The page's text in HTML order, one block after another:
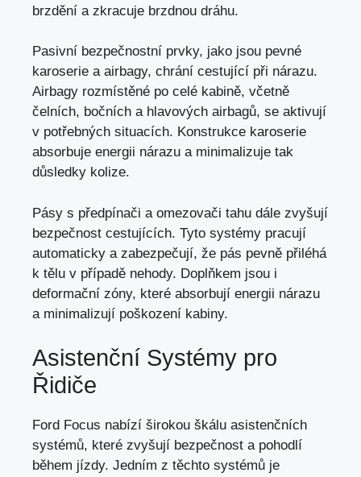
brzdění a zkracuje brzdnou dráhu.
Pasivní bezpečnostní prvky, jako jsou pevné
karoserie a airbagy, chrání cestující při nárazu.
Airbagy rozmístěné po celé kabině, včetně
čelních, bočních a hlavových airbagů, se aktivují
v potřebných situacích. Konstrukce karoserie
absorbuje energii nárazu a minimalizuje tak
důsledky kolize.
Pásy s předpínači a omezovači tahu dále zvyšují
bezpečnost cestujících. Tyto systémy pracují
automaticky a zabezpečují, že pás pevně přiléhá
k tělu v případě nehody. Doplňkem jsou i
deformační zóny, které absorbují energii nárazu
a minimalizují poškození kabiny.
Asistenční Systémy pro
Řidiče
Ford Focus nabízí širokou škálu asistenčních
systémů, které zvyšují bezpečnost a pohodlí
během jízdy. Jedním z těchto systémů je